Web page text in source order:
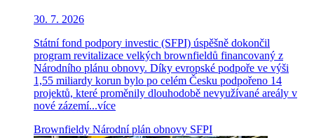
30. 7. 2026
Státní fond podpory investic (SFPI) úspěšně dokončil
program revitalizace velkých brownfieldů financovaný z
Národního plánu obnovy. Díky evropské podpoře ve výši
1,55 miliardy korun bylo po celém Česku podpořeno 14
projektů, které proměnily dlouhodobě nevyužívané areály v
nové zázemí...více
Brownfieldy Národní plán obnovy SFPI